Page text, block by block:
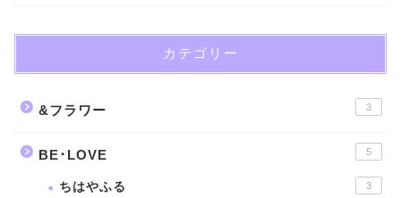
カテゴリー
&フラワー 3
BE･LOVE 5
ちはやふる 3